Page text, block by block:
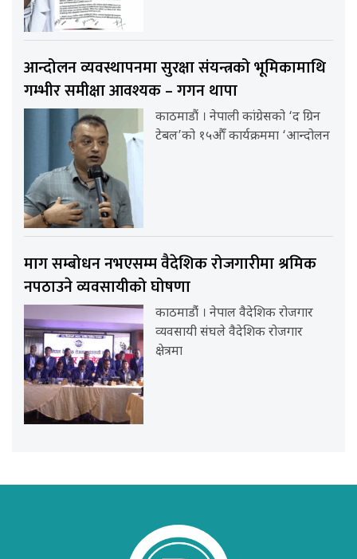
आन्दोलन व्यवस्थापनमा सुरक्षा संयन्त्रको भूमिकामाथि
गम्भीर समीक्षा आवश्यक – गगन थापा
काठमाडौं । नेपाली कांग्रेसको ‘द ग्रिन
टेबल’को १५औँ कार्यक्रममा ‘आन्दोलन
माग सम्बोधन नभएसम्म वैदेशिक रोजगारीमा श्रमिक
नपठाउने व्यवसायीको घोषणा
काठमाडौंं । नेपाल वैदेशिक रोजगार
व्यवसायी संघले वैदेशिक रोजगार
क्षेत्रमा